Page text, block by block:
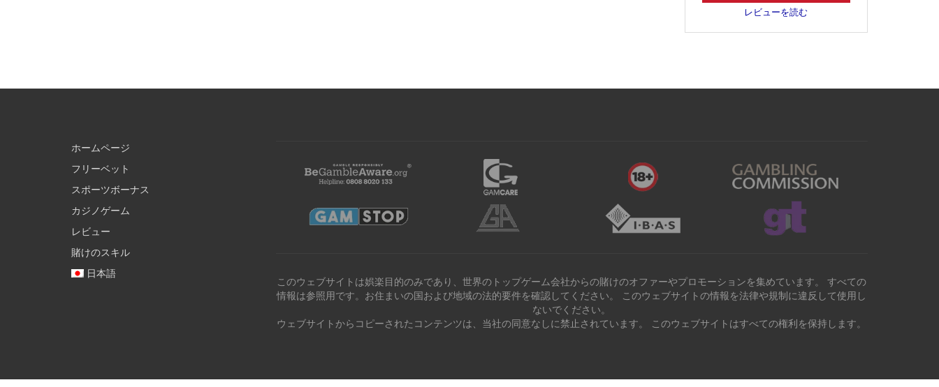
レビューを読む
ホームページ
フリーベット
スポーツボーナス
カジノゲーム
レビュー
賭けのスキル
日本語
このウェブサイトは娯楽目的のみであり、世界のトップゲーム会社からの賭けのオファーやプロモーションを集めています。 すべての
情報は参照用です。お住まいの国および地域の法的要件を確認してください。 このウェブサイトの情報を法律や規制に違反して使用し
ないでください。
ウェブサイトからコピーされたコンテンツは、当社の同意なしに禁止されています。 このウェブサイトはすべての権利を保持します。